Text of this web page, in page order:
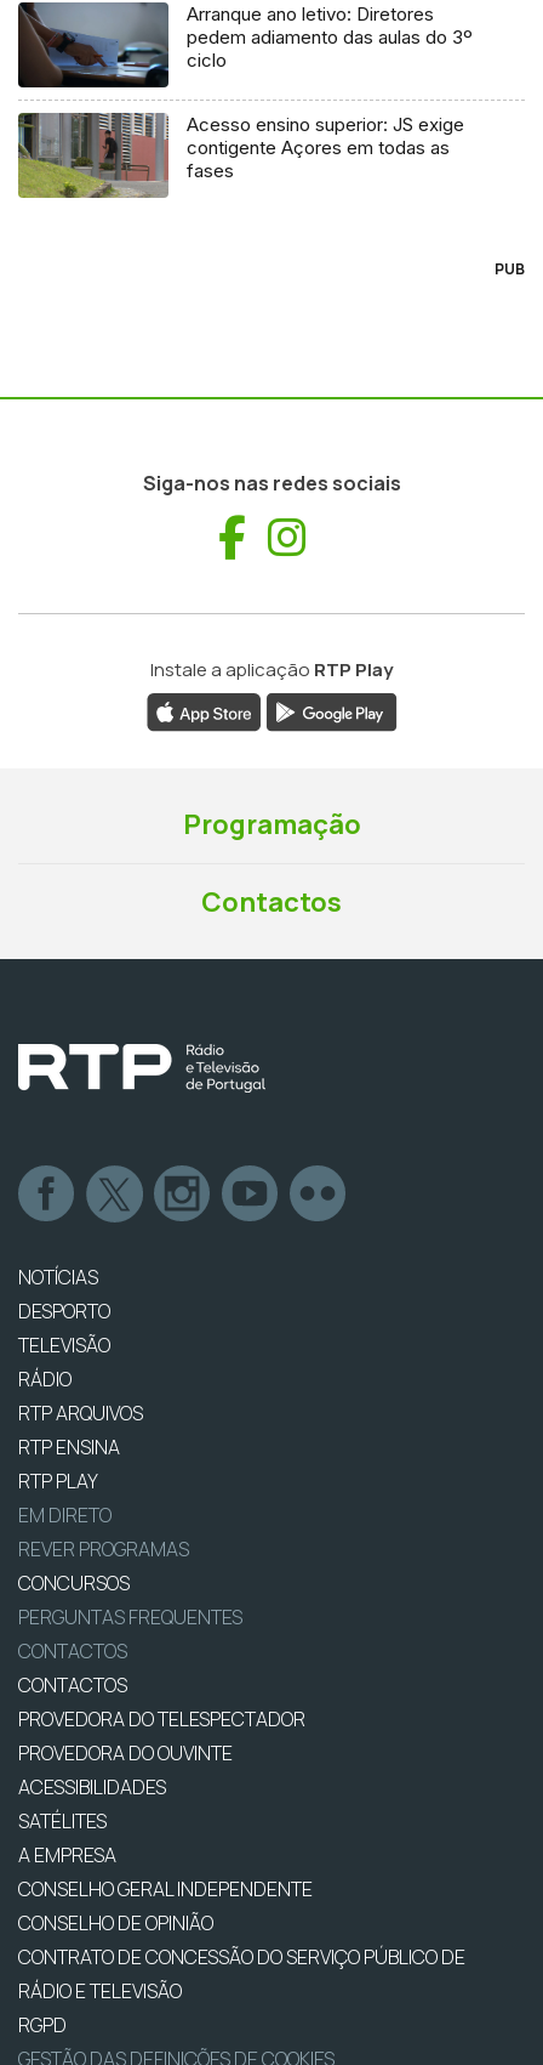
Arranque ano letivo: Diretores
pedem adiamento das aulas do 3º
ciclo
Acesso ensino superior: JS exige
contigente Açores em todas as
fases
PUB
Siga-nos nas redes sociais
Facebook
Instale a aplicação RTP Play
Programação
Contactos
NOTÍCIAS
DESPORTO
TELEVISÃO
RÁDIO
RTP ARQUIVOS
RTP ENSINA
RTP PLAY
EM DIRETO
REVER PROGRAMAS
CONCURSOS
PERGUNTAS FREQUENTES
CONTACTOS
CONTACTOS
PROVEDORA DO TELESPECTADOR
PROVEDORA DO OUVINTE
ACESSIBILIDADES
SATÉLITES
A EMPRESA
CONSELHO GERAL INDEPENDENTE
CONSELHO DE OPINIÃO
CONTRATO DE CONCESSÃO DO SERVIÇO PÚBLICO DE
RÁDIO E TELEVISÃO
RGPD
GESTÃO DAS DEFINIÇÕES DE COOKIES